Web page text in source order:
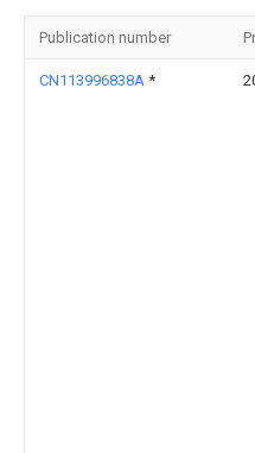
Publication number
CN113996838A *